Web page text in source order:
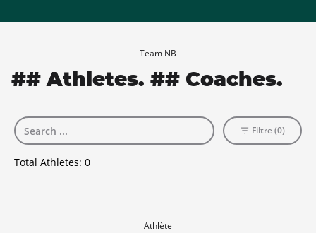
Team NB
## Athletes. ## Coaches.
Total Athletes: 0
Filtre (0)
Athlète